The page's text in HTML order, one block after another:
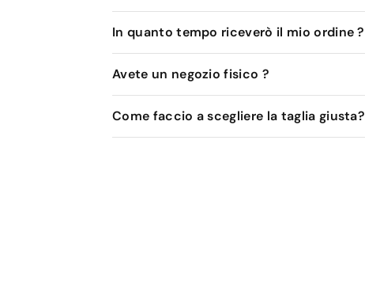
In quanto tempo riceverò il mio ordine ?
Avete un negozio fisico ?
Come faccio a scegliere la taglia giusta?